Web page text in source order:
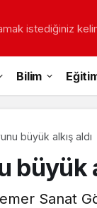
istediğiniz
Bilim
büyük alkış aldı
Sanat